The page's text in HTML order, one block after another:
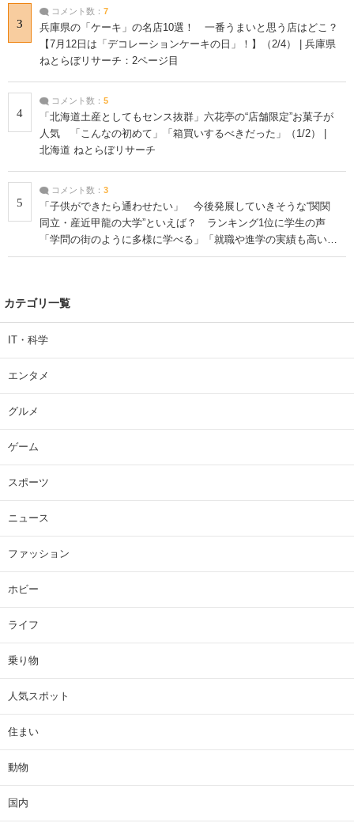
3
コメント数： 7
兵庫県の「ケーキ」の名店10選！ 一番うまいと思う店はどこ？
【7月12日は「デコレーションケーキの日」！】（2/4） | 兵庫県
ねとらぼリサーチ：2ページ目
4
コメント数： 5
「北海道土産としてもセンス抜群」六花亭の“店舗限定”お菓子が
人気 「こんなの初めて」「箱買いするべきだった」（1/2） |
北海道 ねとらぼリサーチ
5
コメント数： 3
「子供ができたら通わせたい」 今後発展していきそうな“関関
同立・産近甲龍の大学”といえば？ ランキング1位に学生の声
「学問の街のように多様に学べる」「就職や進学の実績も高い」
| 大学 ねとらぼリサーチ
カテゴリ一覧
IT・科学
エンタメ
グルメ
ゲーム
スポーツ
ニュース
ファッション
ホビー
ライフ
乗り物
人気スポット
住まい
動物
国内